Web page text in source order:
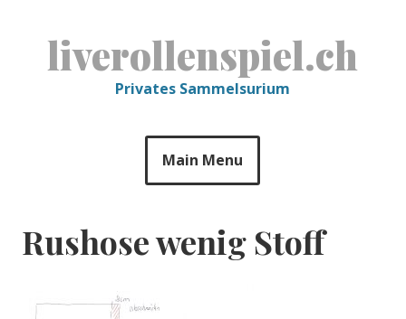
liverollenspiel.ch
Privates Sammelsurium
Main Menu
Rushose wenig Stoff